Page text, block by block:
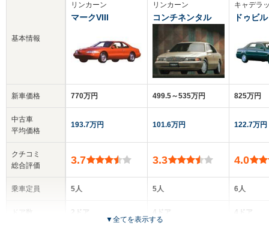
基本情報
新車価格
中古車
平均価格
クチコミ
総合評価
乗車定員
リンカーン
マークVIII
770万円
193.7万円
3.7
5人
2ドア
リンカーン
コンチネンタル
499.5～535万円
101.6万円
3.3
5人
4ドア
キャデラ
ドゥビル
825万円
122.7万円
4.0
6人
4ドア
▼全てを表示する